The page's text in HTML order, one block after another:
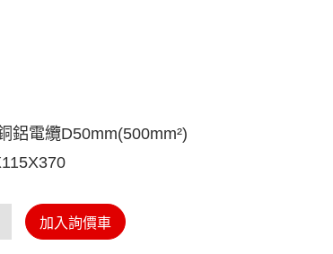
鋁電纜D50mm(500mm²)
加入詢價車